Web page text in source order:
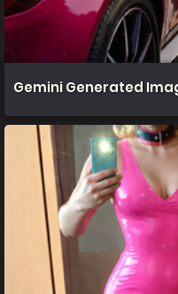
Gemini Generated